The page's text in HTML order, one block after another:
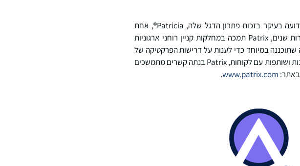
Patrix היא ספקית ותיקה של תוכנות ושירותים לניהול קניין רוחני (IP), הידועה בעיקר בזכות פתרון הדגל שלה, Patricia®, אחת
ממערכות ניהול הקניין הרוחני הוותיקות והנפוצות ביותר בשוק. במשך עשרות שנים, Patrix תמכה במחלקות קניין רוחני ארגוניות
שתוכננה במיוחד כדי לענות על דרישות הפרקטיקה של
קניין רוחני. עם מומחיות מעמיקה בתחום הקניין הרוחני ומוניטין חזק של אמינות ושותפות עם לקוחות, Patrix בנתה קשרים מתמשכים
באתר: www.patrix.com
.